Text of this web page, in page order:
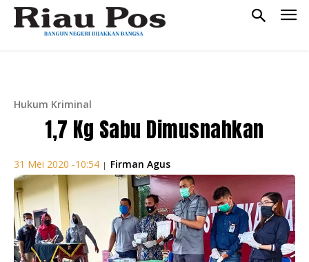
Hukum Kriminal
1,7 Kg Sabu Dimusnahkan
31 Mei 2020 -10:54 | Firman Agus